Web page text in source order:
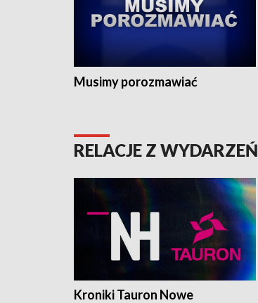
Musimy porozmawiać
RELACJE Z WYDARZEŃ
Kroniki Tauron Nowe